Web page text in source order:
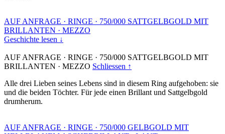
AUF ANFRAGE · RINGE · 750/000 SATTGELBGOLD MIT
BRILLANTEN · MEZZO
Geschichte lesen ↓
AUF ANFRAGE · RINGE · 750/000 SATTGELBGOLD MIT
BRILLANTEN · MEZZO Schliessen ↑
Alle drei Lieben seines Lebens sind in diesem Ring aufgehoben: sie
und die beiden Töchter. Für jede einen Brillant und Sattgelbgold
drumherum.
AUF ANFRAGE · RINGE · 750/000 GELBGOLD MIT